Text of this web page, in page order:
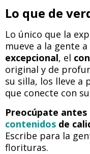
Lo que de
Lo único que la
mueve a la gente
excepcional, el
original y de
su silla, los lleve a
que conecte con
Preocúpate antes
contenidos de
Escribe para la
florituras.